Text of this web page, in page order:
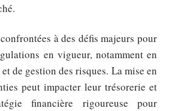
à des défis majeurs pour
en vigueur, notamment en
de gestion des risques. La mise en
peut impacter leur trésorerie et
financière rigoureuse pour